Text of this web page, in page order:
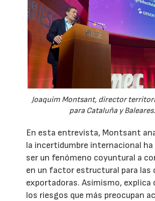
Joaquim Montsant, director
para Cataluña y Baleares.
En esta entrevista, Montsant
la incertidumbre internacional ha
ser un fenómeno coyuntural a
en un factor estructural para las
exportadoras. Asimismo, explica
los riesgos que más preocupan